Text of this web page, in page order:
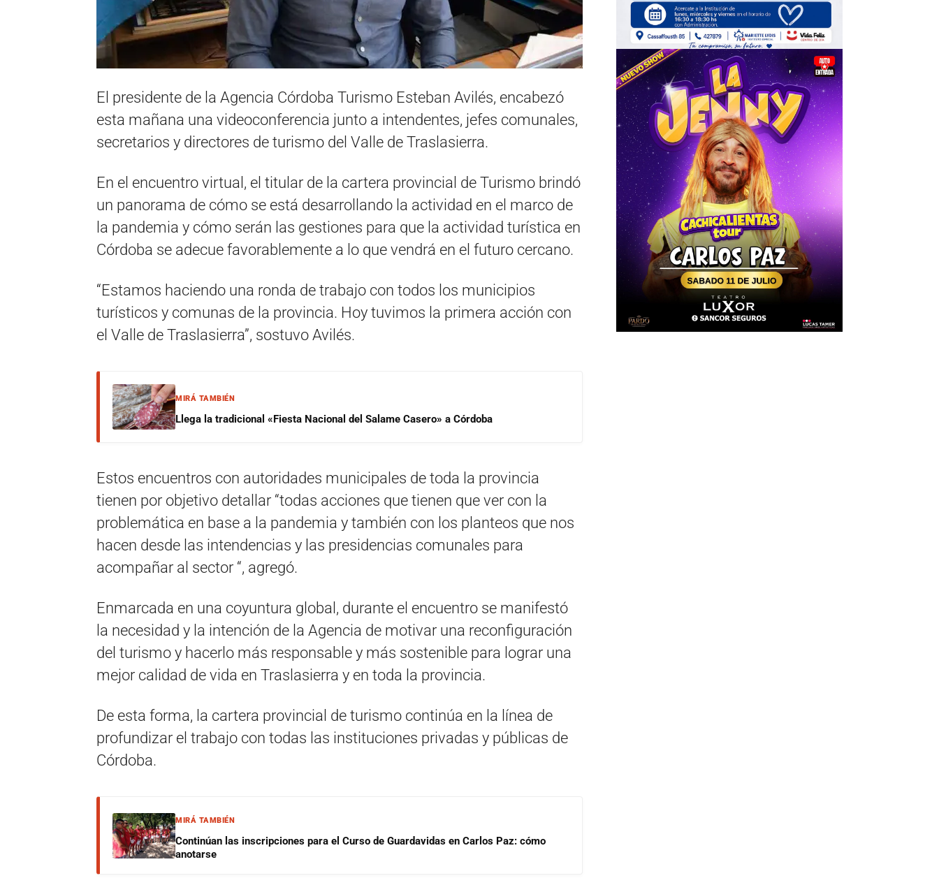
El presidente de la Agencia Córdoba Turismo Esteban Avilés, encabezó
esta mañana una videoconferencia junto a intendentes, jefes comunales,
secretarios y directores de turismo del Valle de Traslasierra.
En el encuentro virtual, el titular de la cartera provincial de Turismo brindó
un panorama de cómo se está desarrollando la actividad en el marco de
la pandemia y cómo serán las gestiones para que la actividad turística en
Córdoba se adecue favorablemente a lo que vendrá en el futuro cercano.
“Estamos haciendo una ronda de trabajo con todos los municipios
turísticos y comunas de la provincia. Hoy tuvimos la primera acción con
el Valle de Traslasierra”, sostuvo Avilés.
MIRÁ TAMBIÉN
Llega la tradicional «Fiesta Nacional del Salame Casero» a Córdoba
Estos encuentros con autoridades municipales de toda la provincia
tienen por objetivo detallar “todas acciones que tienen que ver con la
problemática en base a la pandemia y también con los planteos que nos
hacen desde las intendencias y las presidencias comunales para
acompañar al sector “, agregó.
Enmarcada en una coyuntura global, durante el encuentro se manifestó
la necesidad y la intención de la Agencia de motivar una reconfiguración
del turismo y hacerlo más responsable y más sostenible para lograr una
mejor calidad de vida en Traslasierra y en toda la provincia.
De esta forma, la cartera provincial de turismo continúa en la línea de
profundizar el trabajo con todas las instituciones privadas y públicas de
Córdoba.
MIRÁ TAMBIÉN
Continúan las inscripciones para el Curso de Guardavidas en Carlos Paz: cómo
anotarse